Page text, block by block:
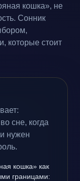
кошка», не
Сонник
которые стоит
сне, когда
нужен
кошка» как
границами: